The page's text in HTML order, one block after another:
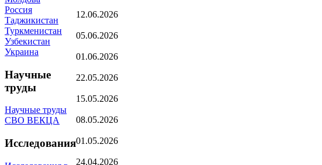
Россия
Таджикистан
Туркменистан
Узбекистан
Украина
Научные
труды
Научные труды
СВО ВЕКЦА
Исследования
12.06.2026
05.06.2026
01.06.2026
22.05.2026
15.05.2026
08.05.2026
01.05.2026
24.04.2026